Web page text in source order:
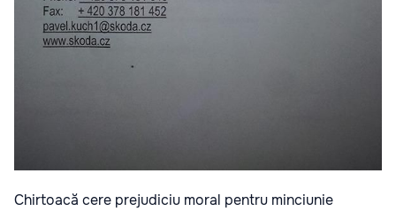
Chirtoacă cere prejudiciu moral pentru minciunie